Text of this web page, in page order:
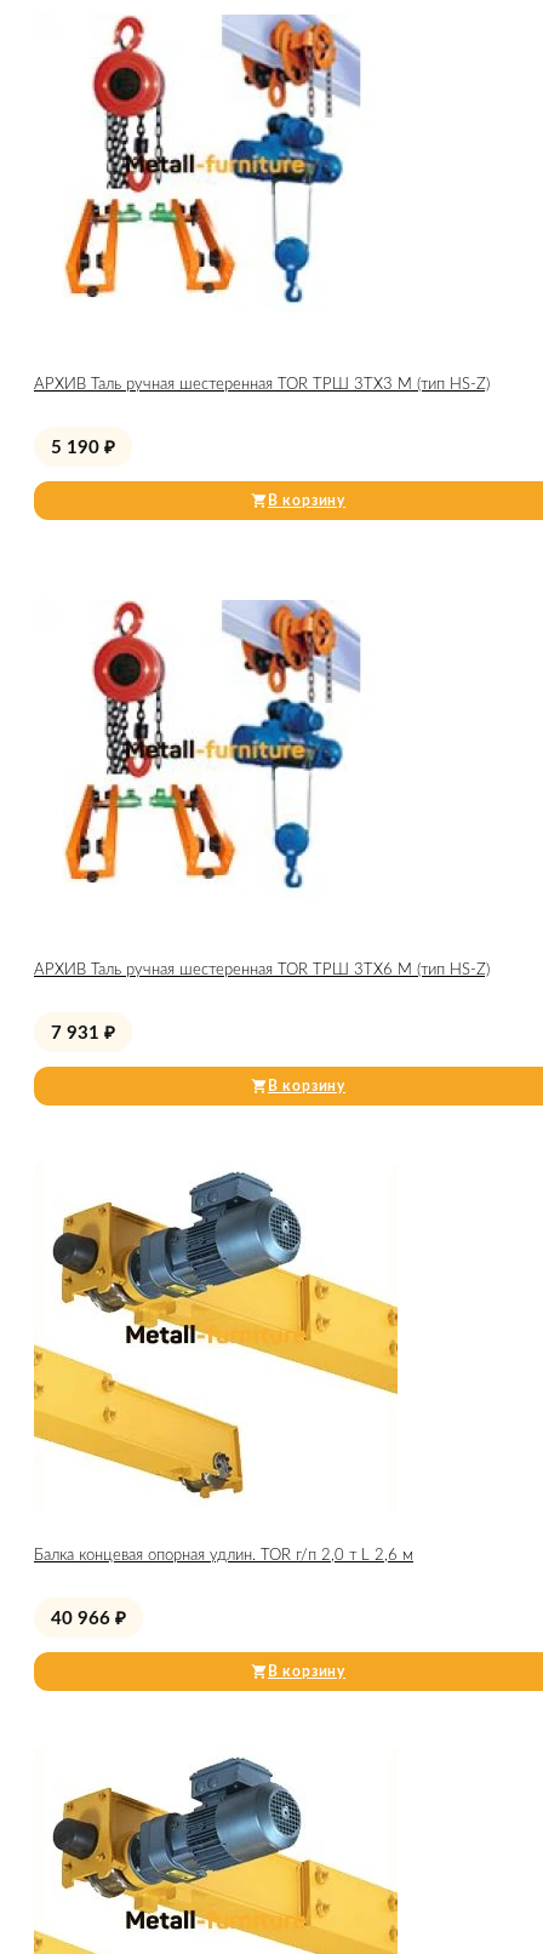
АРХИВ Таль ручная шестеренная TOR ТРШ 3ТХ3 М (тип HS-Z)
5 190 ₽
В корзину
АРХИВ Таль ручная шестеренная TOR ТРШ 3ТХ6 М (тип HS-Z)
7 931 ₽
В корзину
Балка концевая опорная удлин. TOR г/п 2,0 т L 2,6 м
40 966 ₽
В корзину